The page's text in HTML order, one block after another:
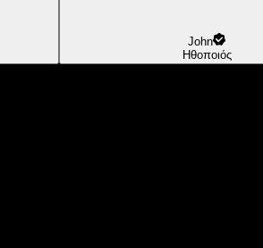
John
Ηθοποιός